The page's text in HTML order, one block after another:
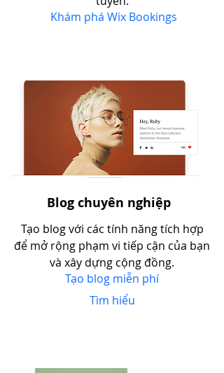
Khám phá Wix Bookings
Blog chuyên nghiệp
Tạo blog với các tính năng tích hợp
để mở rộng phạm vi tiếp cận của bạn
và xây dựng cộng đồng.
Tạo blog miễn phí
Tìm hiểu